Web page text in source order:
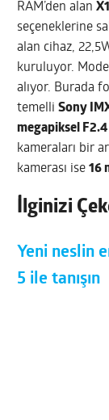
RAM’den alan
seçeneklerine
alan cihaz,
kuruluyor.
alıyor. Burada
temelliSony
megapiksel
kameraları bir
kamerası ise16
İlginizi
Yeni neslin
5 ile tanışın